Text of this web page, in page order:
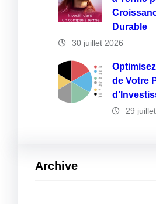
Durable
30 juillet 2026
de Votre
29
Archive